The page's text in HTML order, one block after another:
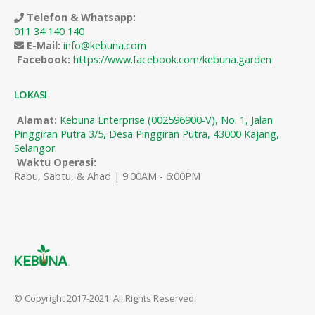
Telefon & Whatsapp:
011 34 140 140
E-Mail: info@kebuna.com
Facebook: https://www.facebook.com/kebuna.garden
LOKASI
Alamat: Kebuna Enterprise (002596900-V), No. 1, Jalan
Pinggiran Putra 3/5, Desa Pinggiran Putra, 43000 Kajang,
Selangor.
Waktu Operasi:
Rabu, Sabtu, & Ahad | 9:00AM - 6:00PM
© Copyright 2017-2021. All Rights Reserved.